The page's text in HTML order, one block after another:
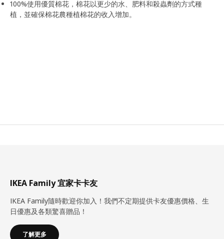
100%使用優質棉花，棉花以更少的水、肥料和殺蟲劑的方式種
植，並確保棉花農種植棉花的收入增加。
IKEA Family 宜家卡卡友
IKEA Family隨時歡迎你加入！我們不定期提供卡友優惠價格、生
日優惠及各類驚喜贈品！
了解更多